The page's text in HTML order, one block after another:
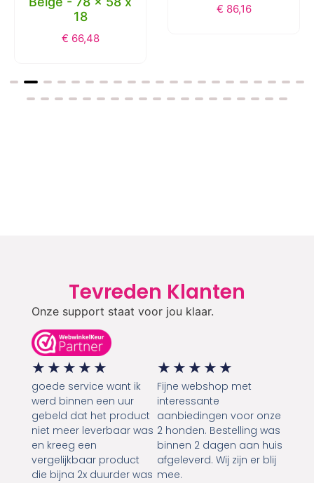
18
€ 66,48
€ 86,16
Tevreden Klanten
Onze support staat voor jou klaar.
★ ★ ★ ★ ★
goede service want ik
werd binnen een uur
gebeld dat het product
niet meer leverbaar was
en kreeg een
vergelijkbaar product
die bijna 2x duurder was
★ ★ ★ ★ ★
Fijne webshop met
interessante
aanbiedingen voor onze
2 honden. Bestelling was
binnen 2 dagen aan huis
afgeleverd. Wij zijn er blij
mee.